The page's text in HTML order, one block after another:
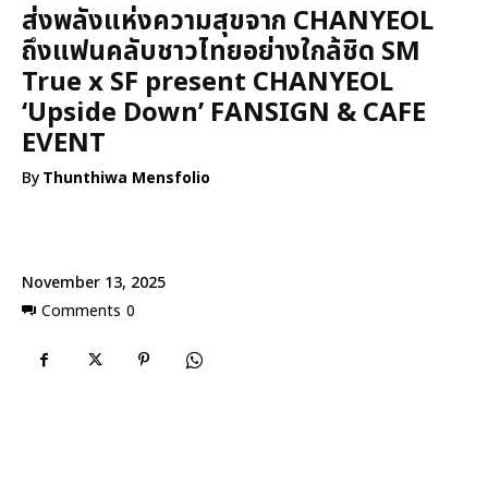
November 13, 2025
Comments 0
ส่งพลังแห่งความสุขจาก CHANYEOL
ถึงแฟนคลับชาวไทยอย่างใกล้ชิด SM
True x SF present CHANYEOL
‘Upside Down’ FANSIGN & CAFE
EVENT
ByThunthiwa Mensfolio